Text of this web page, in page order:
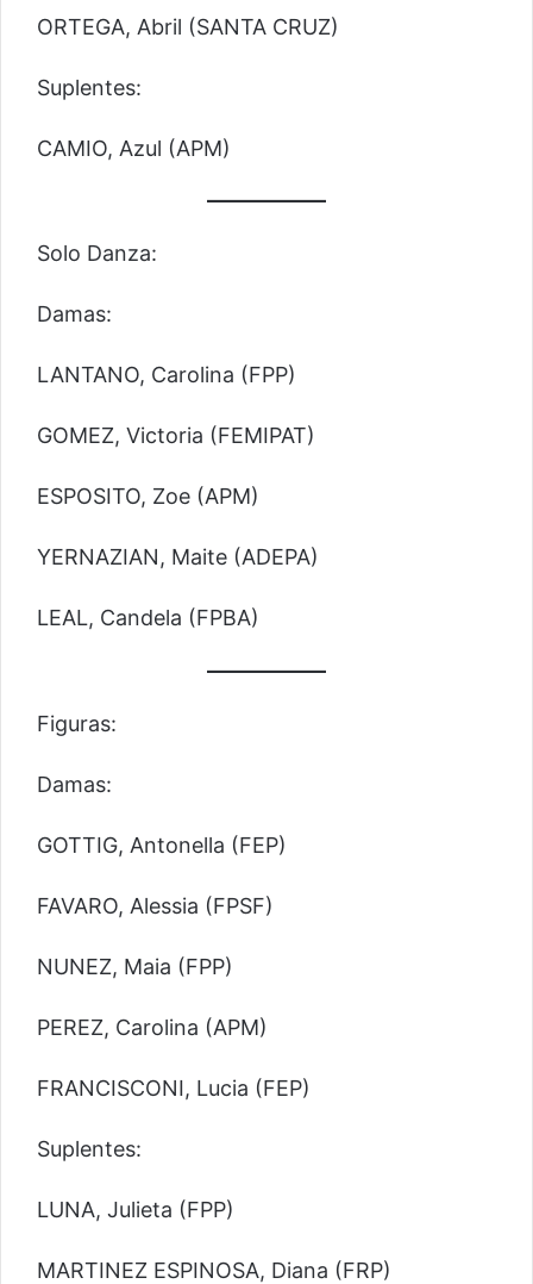
ORTEGA, Abril (SANTA CRUZ)
Suplentes:
CAMIO, Azul (APM)
Solo Danza:
Damas:
LANTANO, Carolina (FPP)
GOMEZ, Victoria (FEMIPAT)
ESPOSITO, Zoe (APM)
YERNAZIAN, Maite (ADEPA)
LEAL, Candela (FPBA)
Figuras:
Damas:
GOTTIG, Antonella (FEP)
FAVARO, Alessia (FPSF)
NUNEZ, Maia (FPP)
PEREZ, Carolina (APM)
FRANCISCONI, Lucia (FEP)
Suplentes:
LUNA, Julieta (FPP)
MARTINEZ ESPINOSA, Diana (FRP)